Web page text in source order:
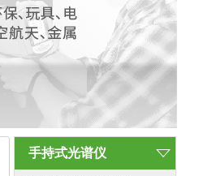
手持式光谱仪